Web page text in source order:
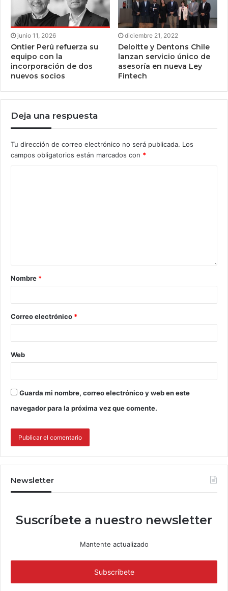
junio 11, 2026
Ontier Perú refuerza su
equipo con la
incorporación de dos
nuevos socios
diciembre 21, 2022
Deloitte y Dentons Chile
lanzan servicio único de
asesoría en nueva Ley
Fintech
Deja una respuesta
Tu dirección de correo electrónico no será publicada. Los
campos obligatorios están marcados con *
Nombre *
Correo electrónico *
Web
Guarda mi nombre, correo electrónico y web en este
navegador para la próxima vez que comente.
Newsletter
Suscríbete a nuestro newsletter
Mantente actualizado